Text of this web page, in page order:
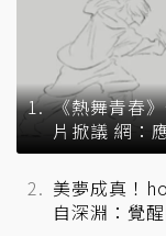
《熱舞青春
片掀議 網：
美夢成真！
自深淵：覺